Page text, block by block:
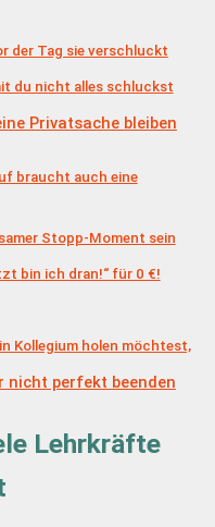
der Tag sie verschluckt
du nicht alles schluckst
Privatsache bleiben
braucht auch eine
Stopp-Moment sein
bin ich dran!“ für 0 €!
Kollegium holen möchtest,
nicht perfekt beenden
Lehrkräfte